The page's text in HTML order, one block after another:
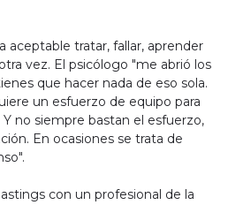
aceptable tratar, fallar, aprender
vez. El psicólogo "me abrió los
que hacer nada de eso sola.
un esfuerzo de equipo para
no siempre bastan el esfuerzo,
En ocasiones se trata de
con un profesional de la